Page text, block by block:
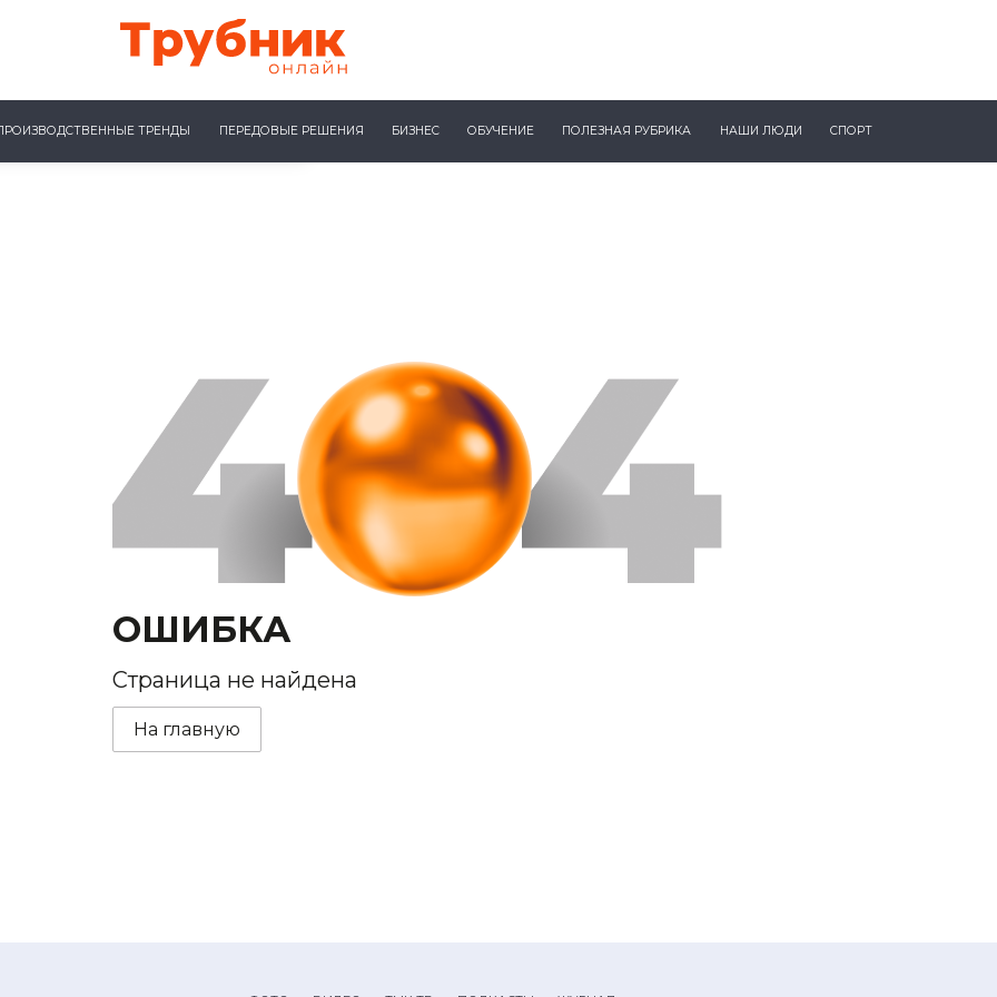
ТРЕНДЫ ПЕРЕДОВЫЕ РЕШЕНИЯ БИЗНЕС ОБУЧЕНИЕ ПОЛЕЗНАЯ РУБРИКА НАШИ ЛЮДИ СПОРТ
ОШИБКА
Страница не найдена
На главную